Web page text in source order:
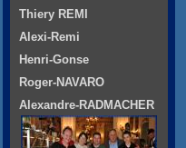
Thiery REMI
Alexi-Remi
Henri-Gonse
Roger-NAVARO
Alexandre-RADMACHER